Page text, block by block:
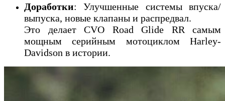
Доработки: Улучшенные системы впуска/
выпуска, новые клапаны и распредвал.
Это делает CVO Road Glide RR самым
мощным серийным мотоциклом Harley-
Davidson в истории.